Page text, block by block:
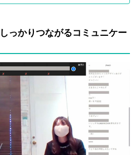
っかりつながるコミュニケー